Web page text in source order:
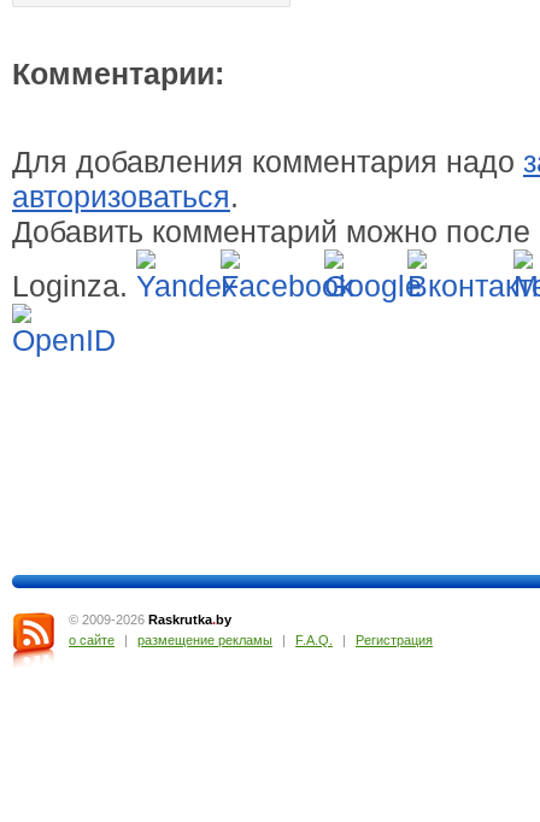
Комментарии:
Для добавления комментария надо
авторизоваться.
Добавить комментарий можно после
Loginza.
© 2009-2026 Raskrutka.by
о сайте
| размещение рекламы | F.A.Q. | Регистрация